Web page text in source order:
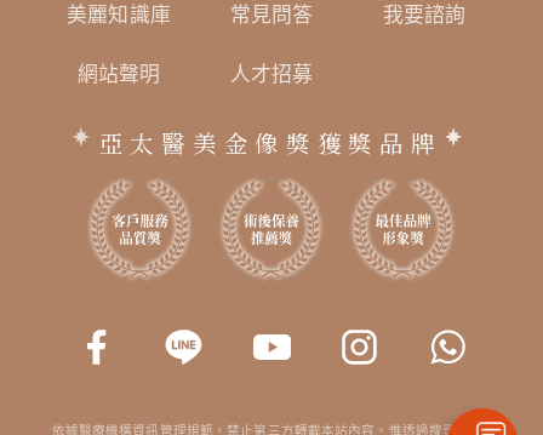
美麗知識庫 常見問答 我要諮詢
網站聲明 人才招募
亞太醫美金像獎獲獎品牌
依據醫療機構資訊管理規範，禁止第三方轉載本站內容。惟透過搜尋